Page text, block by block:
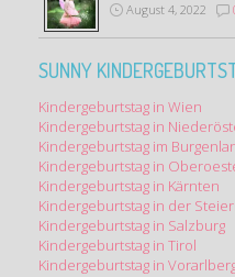
August 4, 2022
SUNNY
Kindergeburtstag in Wien
Kindergeburtstag in
Kindergeburtstag im
Kindergeburtstag in
Kindergeburtstag in Kärnten
Kindergeburtstag in der
Kindergeburtstag in Salzburg
Kindergeburtstag in Tirol
Kindergeburtstag in